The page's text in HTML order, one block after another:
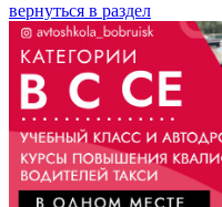
вернуться в раздел